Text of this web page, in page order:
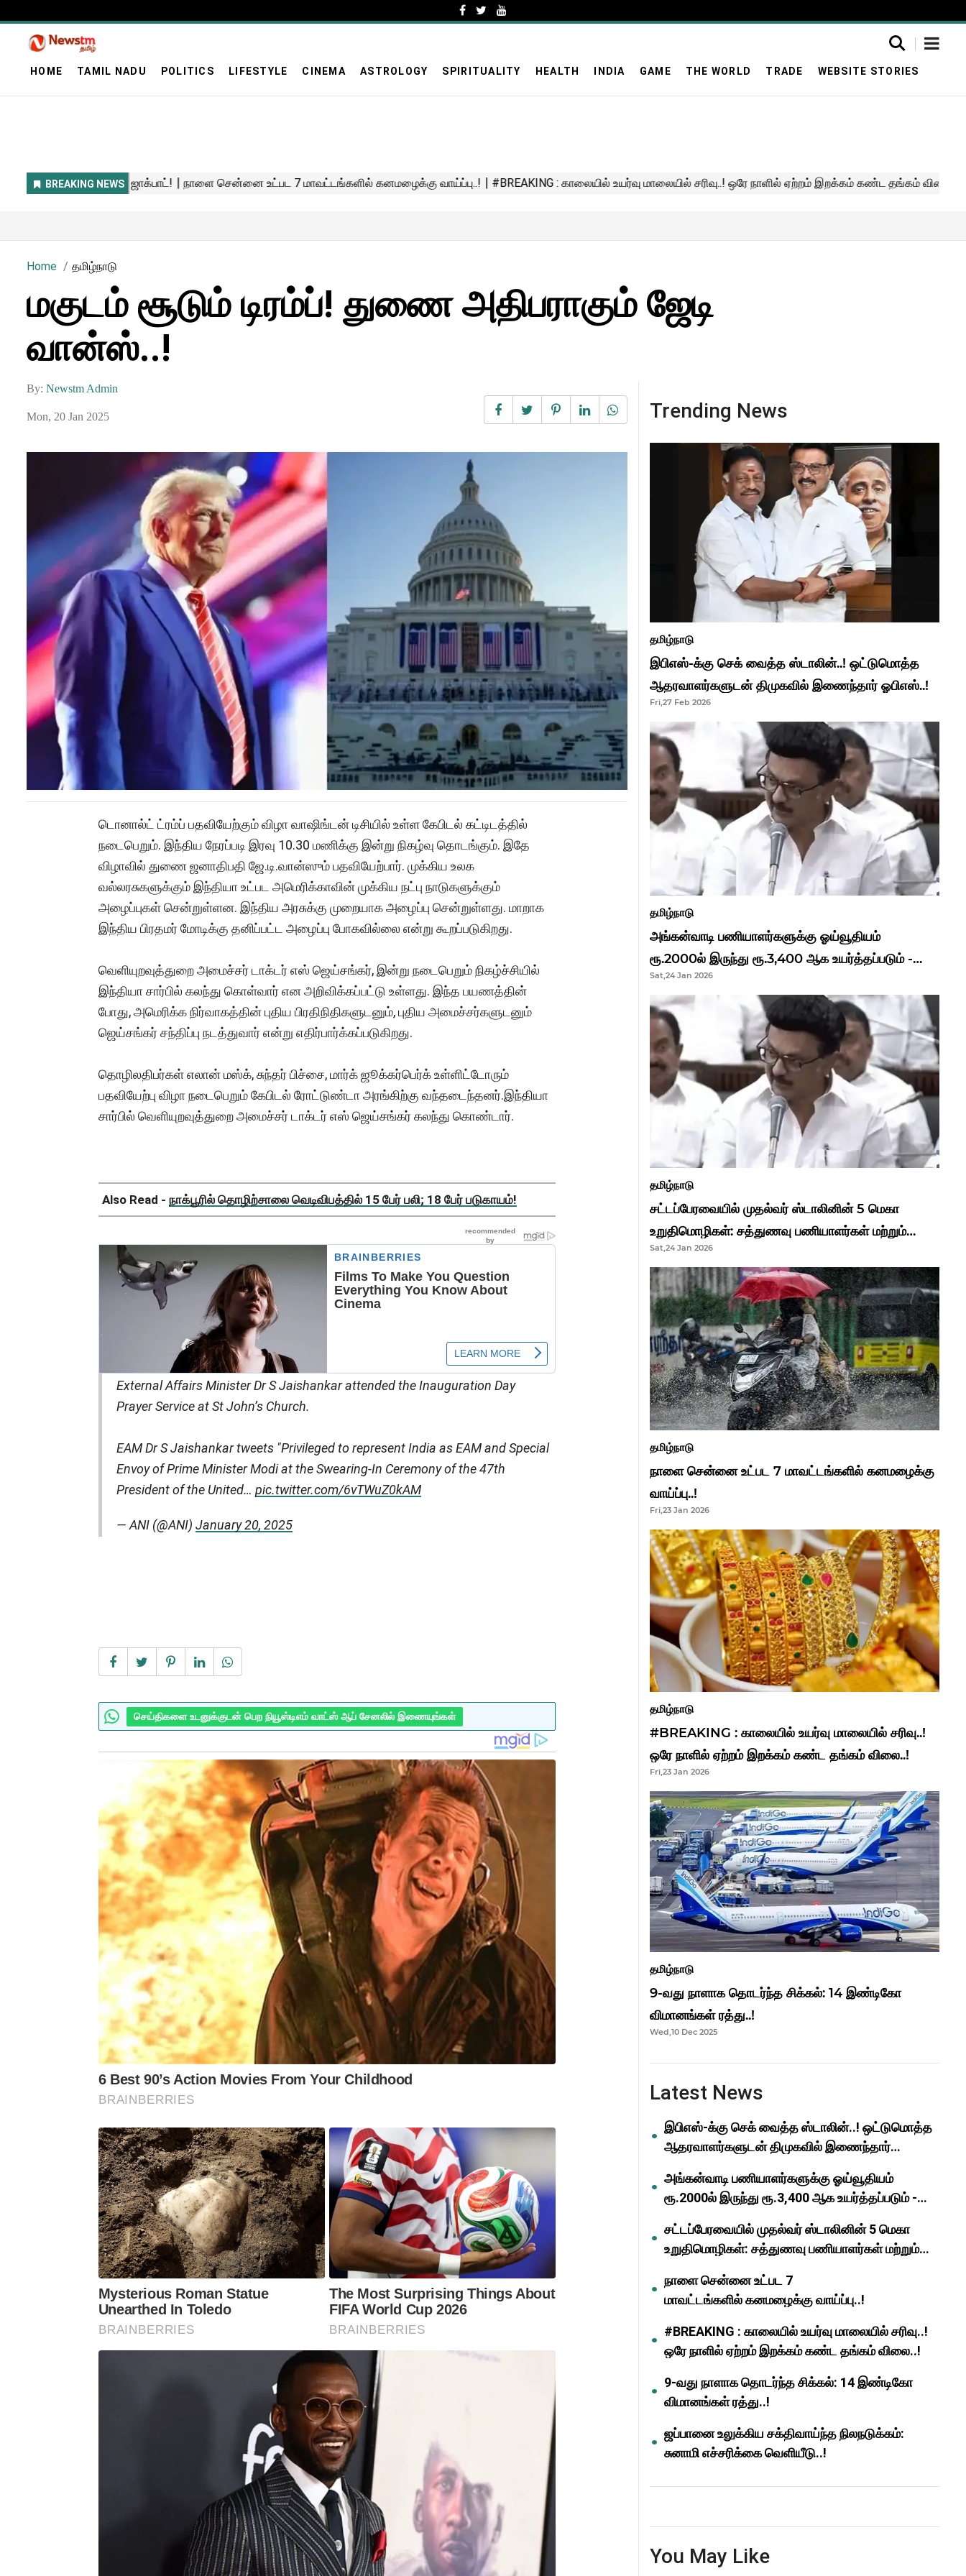
HOME TAMIL NADU POLITICS LIFESTYLE CINEMA ASTROLOGY SPIRITUALITY HEALTH INDIA GAME THE WORLD TRADE WEBSITE STORIES
Home தமிழ்நாடு
மகுடம் சூடும் டிரம்ப்! துணை அதிபராகும் ஜேடி
வான்ஸ்..!
By: Newstm Admin
Mon, 20 Jan 2025
டொனால்ட் ட்ரம்ப் பதவியேற்கும் விழா வாஷிங்டன் டிசியில் உள்ள கேபிடல் கட்டிடத்தில்
நடைபெறும். இந்திய நேரப்படி இரவு 10.30 மணிக்கு இன்று நிகழ்வு தொடங்கும். இதே
விழாவில் துணை ஜனாதிபதி ஜே.டி.வான்ஸும் பதவியேற்பார். முக்கிய உலக
வல்லரசுகளுக்கும் இந்தியா உட்பட அமெரிக்காவின் முக்கிய நட்பு நாடுகளுக்கும்
அழைப்புகள் சென்றுள்ளன. இந்திய அரசுக்கு முறையாக அழைப்பு சென்றுள்ளது. மாறாக
இந்திய பிரதமர் மோடிக்கு தனிப்பட்ட அழைப்பு போகவில்லை என்று கூறப்படுகிறது.
வெளியுறவுத்துறை அமைச்சர் டாக்டர் எஸ் ஜெய்சங்கர், இன்று நடைபெறும் நிகழ்ச்சியில்
இந்தியா சார்பில் கலந்து கொள்வார் என அறிவிக்கப்பட்டு உள்ளது. இந்த பயணத்தின்
போது, ​​அமெரிக்க நிர்வாகத்தின் புதிய பிரதிநிதிகளுடனும், புதிய அமைச்சர்களுடனும்
ஜெய்சங்கர் சந்திப்பு நடத்துவார் என்று எதிர்பார்க்கப்படுகிறது.
தொழிலதிபர்கள் எலான் மஸ்க், சுந்தர் பிச்சை, மார்க் ஜூக்கர்பெர்க் உள்ளிட்டோரும்
பதவியேற்பு விழா நடைபெறும் கேபிடல் ரோட்டுண்டா அரங்கிற்கு வந்தடைந்தனர்.இந்தியா
சார்பில் வெளியுறவுத்துறை அமைச்சர் டாக்டர் எஸ் ஜெய்சங்கர் கலந்து கொண்டார்.
Also Read - நாக்பூரில் தொழிற்சாலை வெடிவிபத்தில் 15 பேர் பலி; 18 பேர் படுகாயம்!
External Affairs Minister Dr S Jaishankar attended the Inauguration Day
Prayer Service at St John’s Church.
EAM Dr S Jaishankar tweets "Privileged to represent India as EAM and Special
Envoy of Prime Minister Modi at the Swearing-In Ceremony of the 47th
President of the United… pic.twitter.com/6vTWuZ0kAM
— ANI (@ANI) January 20, 2025
செய்திகளை உடனுக்குடன் பெற நியூஸ்டிஎம் வாட்ஸ் ஆப் சேனலில் இணையுங்கள்
Trending News
தமிழ்நாடு
இபிஎஸ்-க்கு செக் வைத்த ஸ்டாலின்..! ஒட்டுமொத்த
ஆதரவாளர்களுடன் திமுகவில் இணைந்தார் ஓபிஎஸ்..!
Fri,27 Feb 2026
தமிழ்நாடு
அங்கன்வாடி பணியாளர்களுக்கு ஓய்வூதியம்
ரூ.2000ல் இருந்து ரூ.3,400 ஆக உயர்த்தப்படும் -
முதல்வர் மு.க.ஸ்டாலின்..!
Sat,24 Jan 2026
தமிழ்நாடு
சட்டப்பேரவையில் முதல்வர் ஸ்டாலினின் 5 மெகா
உறுதிமொழிகள்: சத்துணவு பணியாளர்கள் மற்றும்
ஆசிரியர்களுக்கு ஜாக்பாட்!
Sat,24 Jan 2026
தமிழ்நாடு
நாளை சென்னை உட்பட 7 மாவட்டங்களில் கனமழைக்கு
வாய்ப்பு..!
Fri,23 Jan 2026
தமிழ்நாடு
#BREAKING : காலையில் உயர்வு மாலையில் சரிவு..!
ஒரே நாளில் ஏற்றம் இறக்கம் கண்ட தங்கம் விலை..!
Fri,23 Jan 2026
தமிழ்நாடு
9-வது நாளாக தொடர்ந்த சிக்கல்: 14 இண்டிகோ
விமானங்கள் ரத்து..!
Wed,10 Dec 2025
Latest News
இபிஎஸ்-க்கு செக் வைத்த ஸ்டாலின்..! ஒட்டுமொத்த
ஆதரவாளர்களுடன் திமுகவில் இணைந்தார்
அங்கன்வாடி பணியாளர்களுக்கு ஓய்வூதியம்
ரூ.2000ல் இருந்து ரூ.3,400 ஆக உயர்த்தப்படும் -
சட்டப்பேரவையில் முதல்வர் ஸ்டாலினின் 5 மெகா
உறுதிமொழிகள்: சத்துணவு பணியாளர்கள் மற்றும்
நாளை சென்னை உட்பட 7
மாவட்டங்களில் கனமழைக்கு வாய்ப்பு..!
#BREAKING : காலையில் உயர்வு மாலையில் சரிவு..!
ஒரே நாளில் ஏற்றம் இறக்கம் கண்ட தங்கம் விலை..!
9-வது நாளாக தொடர்ந்த சிக்கல்: 14 இண்டிகோ
விமானங்கள் ரத்து..!
ஜப்பானை உலுக்கிய சக்திவாய்ந்த நிலநடுக்கம்:
சுனாமி எச்சரிக்கை வெளியீடு..!
You May Like